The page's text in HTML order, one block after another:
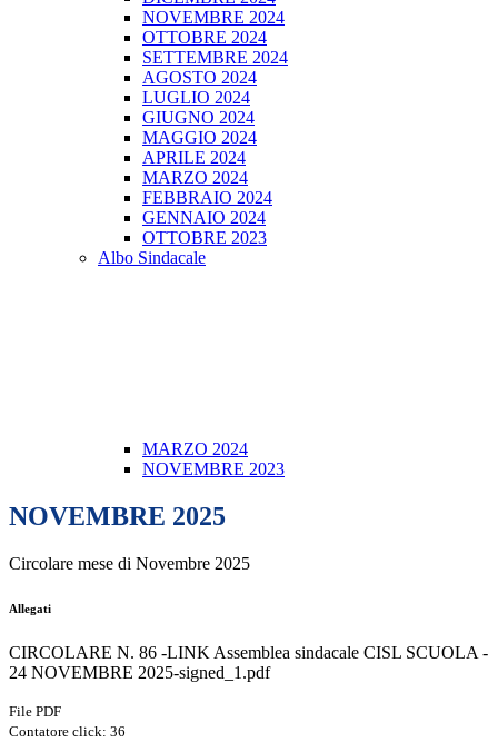
NOVEMBRE 2024
OTTOBRE 2024
SETTEMBRE 2024
AGOSTO 2024
LUGLIO 2024
GIUGNO 2024
MAGGIO 2024
APRILE 2024
MARZO 2024
FEBBRAIO 2024
GENNAIO 2024
OTTOBRE 2023
Albo Sindacale
MARZO 2024
NOVEMBRE 2023
NOVEMBRE 2025
Circolare mese di Novembre 2025
Allegati
CIRCOLARE N. 86 -LINK Assemblea sindacale CISL SCUOLA -
24 NOVEMBRE 2025-signed_1.pdf
File PDF
Contatore click: 36